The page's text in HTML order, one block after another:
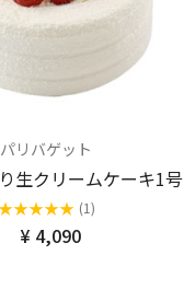
パリバゲット
生クリームケーキ1号
★★★★ (1)
¥ 4,090